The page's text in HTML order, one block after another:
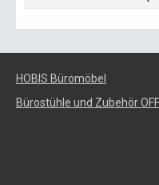
HOBIS Büromöbel
Bürostühle und Zubehör